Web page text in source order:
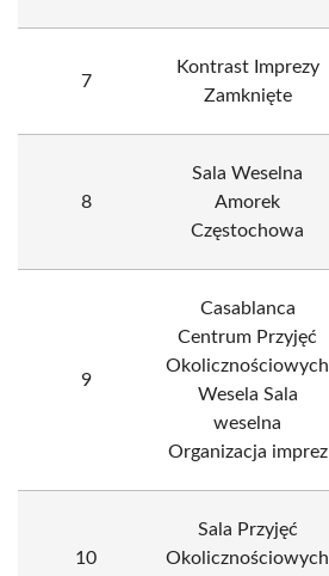
7
Kontrast Imprezy
Zamknięte
8
Sala Weselna
Amorek
Częstochowa
9
Casablanca
Centrum Przyjęć
Okolicznościowych
Wesela Sala
weselna
Organizacja imprez
10
Sala Przyjęć
Okolicznościowych